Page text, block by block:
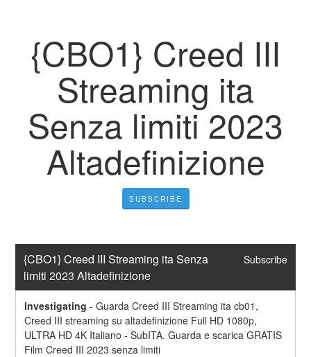
{CBO1} Creed III
Streaming ita
Senza limiti 2023
Altadefinizione
SUBSCRIBE
{CBO1} Creed III Streaming ita Senza
limiti 2023 Altadefinizione
Subscribe
Investigating -Guarda Creed III Streaming ita cb01,
Creed III streaming su altadefinizione Full HD 1080p,
ULTRA HD 4K Italiano - SubITA. Guarda e scarica GRATIS
Film Creed III 2023 senza limiti